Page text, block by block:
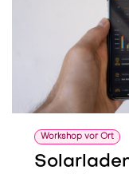
Workshop vor Ort